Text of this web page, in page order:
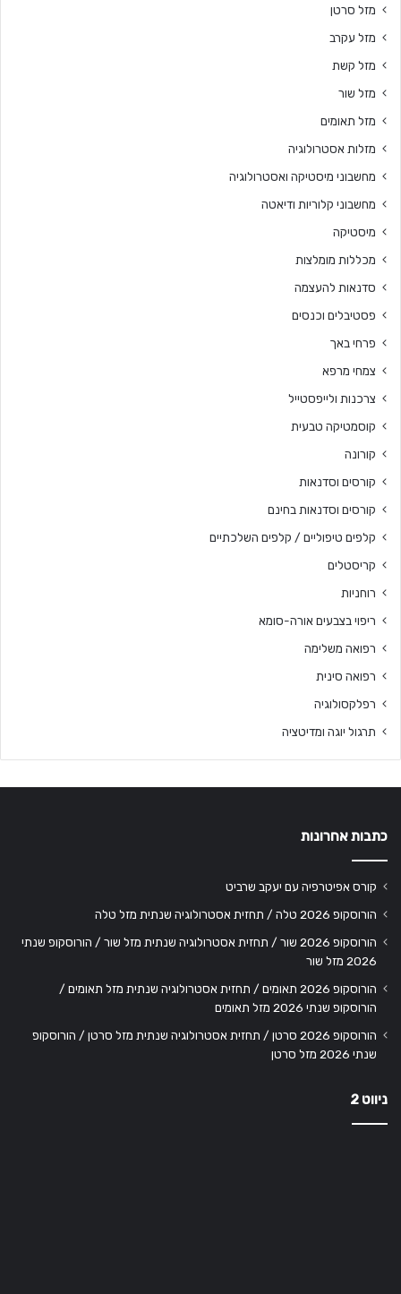
מזל סרטן
מזל עקרב
מזל קשת
מזל שור
מזל תאומים
מזלות אסטרולוגיה
מחשבוני מיסטיקה ואסטרולוגיה
מחשבוני קלוריות ודיאטה
מיסטיקה
מכללות מומלצות
סדנאות להעצמה
פסטיבלים וכנסים
פרחי באך
צמחי מרפא
צרכנות ולייפסטייל
קוסמטיקה טבעית
קורונה
קורסים וסדנאות
קורסים וסדנאות בחינם
קלפים טיפוליים / קלפים השלכתיים
קריסטלים
רוחניות
ריפוי בצבעים אורה-סומא
רפואה משלימה
רפואה סינית
רפלקסולוגיה
תרגול יוגה ומדיטציה
כתבות אחרונות
קורס אפיטרפיה עם יעקב שרביט
הורוסקופ 2026 טלה / תחזית אסטרולוגיה שנתית מזל טלה
הורוסקופ 2026 שור / תחזית אסטרולוגיה שנתית מזל שור / הורוסקופ שנתי
2026 מזל שור
הורוסקופ 2026 תאומים / תחזית אסטרולוגיה שנתית מזל תאומים /
הורוסקופ שנתי 2026 מזל תאומים
הורוסקופ 2026 סרטן / תחזית אסטרולוגיה שנתית מזל סרטן / הורוסקופ
שנתי 2026 מזל סרטן
ניווט 2